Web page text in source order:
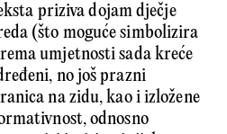
priziva dojam dječje
(što moguće simbolizira
umjetnosti sada kreće
no još prazni
na zidu, kao i izložene
odnosno